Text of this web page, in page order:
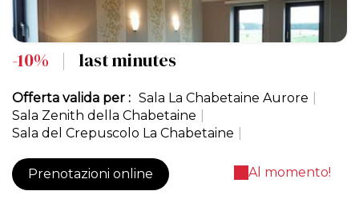
-10% | last minutes
Offerta valida per : Sala La Chabetaine Aurore
Sala Zenith della Chabetaine
Sala del Crepuscolo La Chabetaine
Prenotazioni online Al momento!